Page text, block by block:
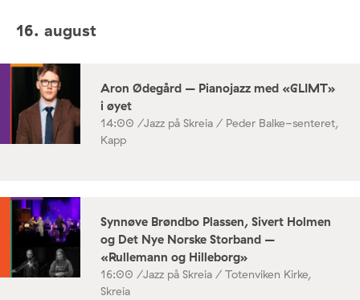
16. august
Aron Ødegård – Pianojazz med «GLIMT»
i øyet
14:00 /Jazz på Skreia / Peder Balke-senteret,
Kapp
Synnøve Brøndbo Plassen, Sivert Holmen
og Det Nye Norske Storband –
«Rullemann og Hilleborg»
16:00 /Jazz på Skreia / Totenviken Kirke,
Skreia